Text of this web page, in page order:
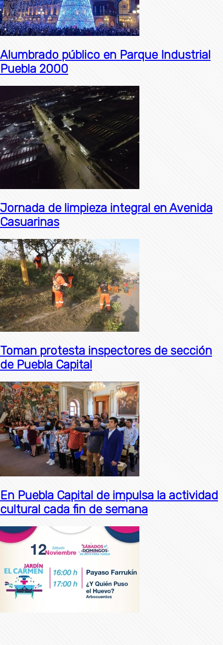
Alumbrado público en Parque Industrial
Puebla 2000
Jornada de limpieza integral en Avenida
Casuarinas
Toman protesta inspectores de sección
de Puebla Capital
En Puebla Capital de impulsa la actividad
cultural cada fin de semana